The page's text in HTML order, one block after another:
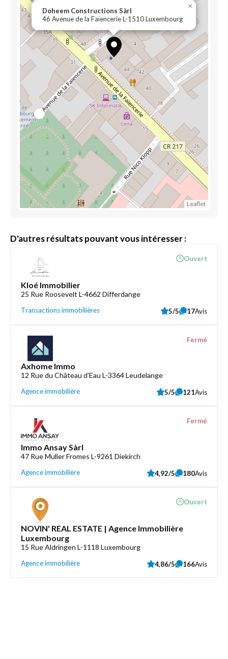
Doheem Constructions Sàrl
46 Avenue de la Faïencerie L-1510 Luxembourg
×
Leaflet
D'autres résultats pouvant vous intéresser :
Kloé Immobilier
25 Rue Roosevelt L-4662 Differdange
Transactions immobilières
Ouvert
5/5 17Avis
Axhome Immo
12 Rue du Château d'Eau L-3364 Leudelange
Agence immobilière
Fermé
5/5 121Avis
Immo Ansay Sàrl
47 Rue Muller Fromes L-9261 Diekirch
Agence immobilière
Fermé
4,92/5 180Avis
NOVIN' REAL ESTATE | Agence Immobilière
Luxembourg
15 Rue Aldringen L-1118 Luxembourg
Agence immobilière
Ouvert
4,86/5 166Avis